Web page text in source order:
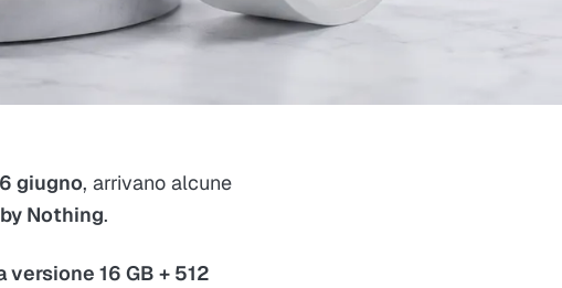
giugno, arrivano alcune
Nothing.
16 GB + 512